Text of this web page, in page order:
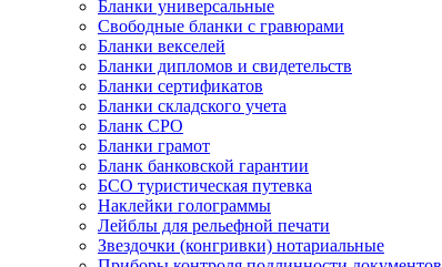
Бланки универсальные
Свободные бланки с гравюрами
Бланки векселей
Бланки дипломов и свидетельств
Бланки сертификатов
Бланки складского учета
Бланк СРО
Бланки грамот
Бланк банковской гарантии
БСО туристическая путевка
Наклейки голограммы
Лейблы для рельефной печати
Звездочки (конгривки) нотариальные